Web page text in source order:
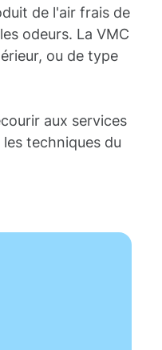
de l'air frais de
odeurs. La VMC
ou de type
aux services
techniques du